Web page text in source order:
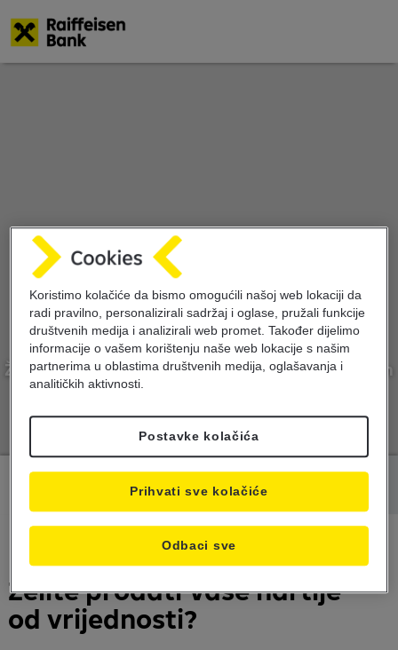
Prodaja hartija od vrijednosti
Želite prodati Vaše hartije od vrijednosti putem
Raiffeisen CAPITAL-a?
Dokumenti
Želite prodati Vaše hartije
od vrijednosti?
Koristimo kolačiće da bismo omogućili našoj web lokaciji da
radi pravilno, personalizirali sadržaj i oglase, pružali funkcije
društvenih medija i analizirali web promet. Također dijelimo
informacije o vašem korištenju naše web lokacije s našim
partnerima u oblastima društvenih medija, oglašavanja i
analitičkih aktivnosti.
Postavke kolačića
Odbaci sve
Prihvati sve kolačiće